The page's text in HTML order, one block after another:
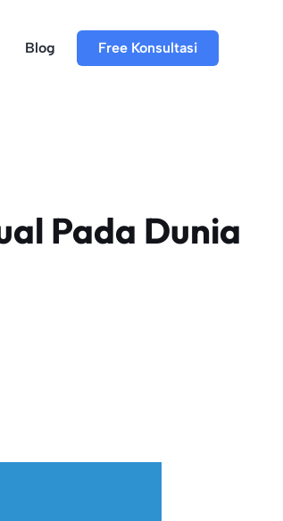
Blog Free Konsultasi
Pada Dunia